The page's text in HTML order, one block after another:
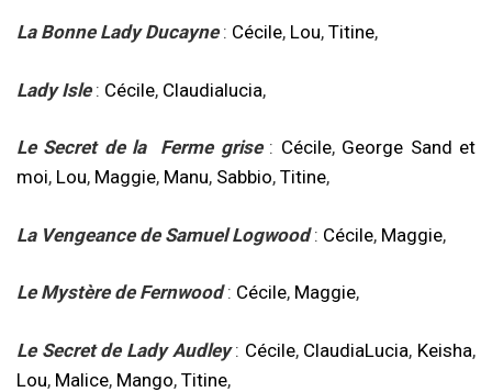
La Bonne Lady Ducayne: Cécile, Lou, Titine,
Lady Isle: Cécile, Claudialucia,
Le Secret de la Ferme grise: Cécile, George Sand et
moi, Lou, Maggie, Manu, Sabbio, Titine,
La Vengeance de Samuel Logwood: Cécile, Maggie,
Le Mystère de Fernwood: Cécile, Maggie,
Le Secret de Lady Audley: Cécile, ClaudiaLucia, Keisha,
Lou, Malice, Mango, Titine,